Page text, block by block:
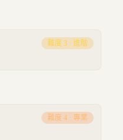
難度 3 · 進階
難度 4 · 專業